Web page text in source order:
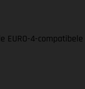
EURO-4-compatibele